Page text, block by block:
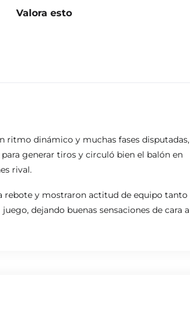
Valora esto
ritmo dinámico y muchas fases disputadas,
generar tiros y circuló bien el balón en
rival.
rebote y mostraron actitud de equipo tanto
dejando buenas sensaciones de cara a